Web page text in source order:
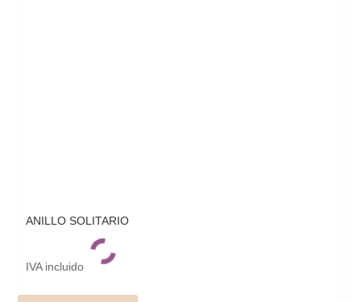
ANILLO SOLITARIO
IVA incluido